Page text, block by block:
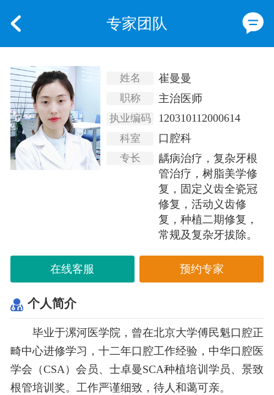
专家团队
姓名 崔曼曼
职称 主治医师
执业编码 120310112000614
科室 口腔科
专长
龋病治疗，复杂牙根
管治疗，树脂美学修
复，固定义齿全瓷冠
修复，活动义齿修
复，种植二期修复，
常规及复杂牙拔除。
在线客服 预约专家
个人简介
毕业于漯河医学院，曾在北京大学傅民魁口腔正
畸中心进修学习，十二年口腔工作经验，中华口腔医
学会（CSA）会员、士卓曼SCA种植培训学员、景致
根管培训奖。 工作严谨细致，待人和蔼可亲。